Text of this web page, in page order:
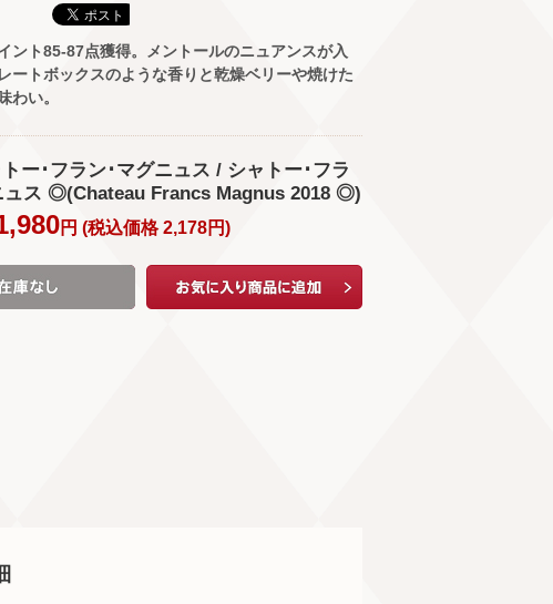
ント85-87点獲得。メントールのニュアンスが入
ートボックスのような香りと乾燥ベリーや焼けた
わい。
ー･フラン･マグニュス / シャトー･フラ
ュス ◎(Chateau Francs Magnus 2018 ◎)
円 (税込価格2,178円)